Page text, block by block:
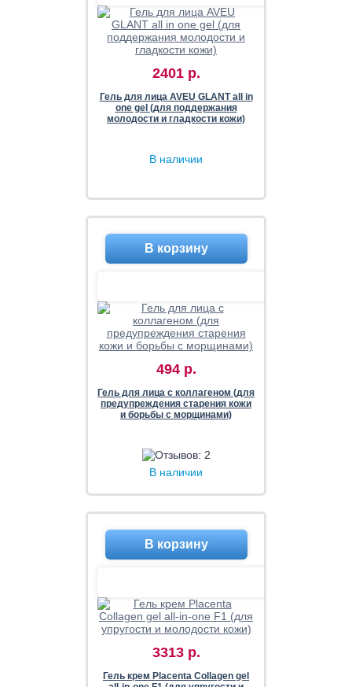
2401 р.
Гель для лица AVEU GLANT all in
one gel (для поддержания
молодости и гладкости кожи)
В наличии
494 р.
Гель для лица с коллагеном (для
предупреждения старения кожи
и борьбы с морщинами)
В наличии
3313 р.
Гель крем Placenta Collagen gel